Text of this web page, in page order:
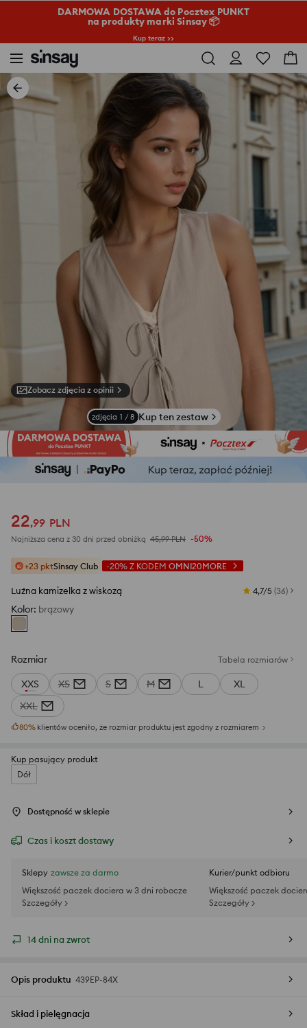
DARMOWA DOSTAWA do Pocztex PUNKT
na produkty marki Sinsay 📦
Kup teraz >>
Zobacz zdjęcia z opinii
zdjęcia 1 / 8 Kup ten zestaw
22,99 PLN
Najniższa cena z 30 dni przed obniżką 45,99 PLN -50%
+23 pktSinsay Club -20% Z KODEM OMNI20MORE
Luźna kamizelka z wiskozą 4,7/5 (36)
Kolor: brązowy
Rozmiar Tabela rozmiarów
XXS XS S M L
XL
XXL
80% klientów oceniło, że rozmiar produktu jest zgodny z rozmiarem
Kup pasujący produkt
Dół
Dostępność w sklepie
Czas i koszt dostawy
Sklepy zawsze za darmo
Większość paczek dociera w 3 dni robocze
Szczegóły >
Kurier/punkt odbioru
Większość paczek
Szczegóły >
14 dni na zwrot
Opis produktu 439EP-84X
Skład i pielęgnacja